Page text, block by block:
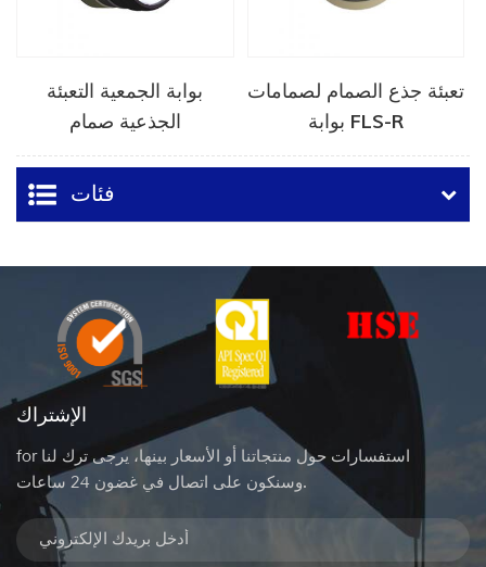
بوابة الجمعية التعبئة
الجذعية صمام
تعبئة جذع الصمام لصمامات
بوابة FLS-R
فئات
الإشتراك
for استفسارات حول منتجاتنا أو الأسعار بينها، يرجى ترك لنا
وسنكون على اتصال في غضون 24 ساعات.